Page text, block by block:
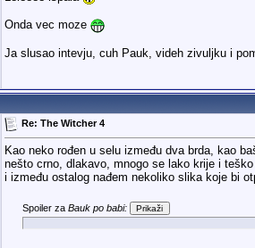
Onda vec moze
Ja slusao intevju, cuh Pauk, videh zivuljku i
Re: The Witcher 4
Kao neko rođen u selu između dva brda, kao
nešto crno, dlakavo, mnogo se lako krije i
i između ostalog nađem nekoliko slika koje bi
Spoiler za Bauk po babi: